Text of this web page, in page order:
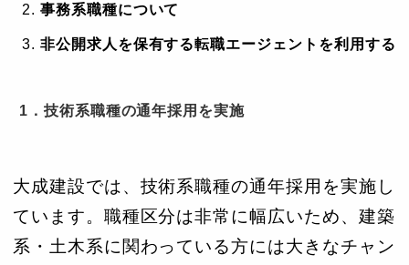
事務系職種について
非公開求人を保有する転職エージェントを利用する
1．技術系職種の通年採用を実施
大成建設では、技術系職種の通年採用を実施し
ています。職種区分は非常に幅広いため、建築
系・土木系に関わっている方には大きなチャン